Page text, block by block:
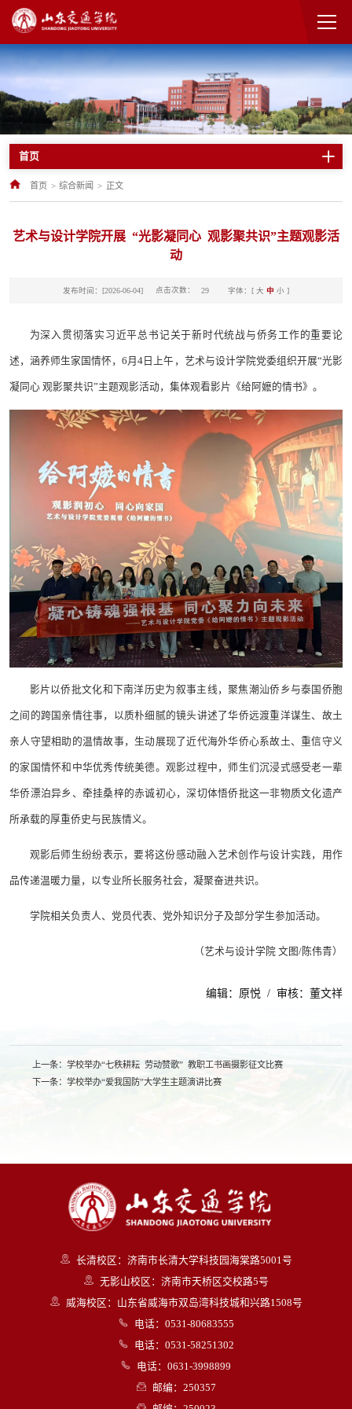
首页
首页 > 综合新闻 > 正文
艺术与设计学院开展 “光影凝同心 观影聚共识”主题观影活
动
发布时间：[2026-06-04] 点击次数： 29 字体：[ 大 中 小 ]
为深入贯彻落实习近平总书记关于新时代统战与侨务工作的重要论
述，涵养师生家国情怀，6月4日上午，艺术与设计学院党委组织开展“光影
凝同心 观影聚共识”主题观影活动，集体观看影片《给阿嬷的情书》。
影片以侨批文化和下南洋历史为叙事主线，聚焦潮汕侨乡与泰国侨胞
之间的跨国亲情往事，以质朴细腻的镜头讲述了华侨远渡重洋谋生、故土
亲人守望相助的温情故事，生动展现了近代海外华侨心系故土、重信守义
的家国情怀和中华优秀传统美德。观影过程中，师生们沉浸式感受老一辈
华侨漂泊异乡、牵挂桑梓的赤诚初心，深切体悟侨批这一非物质文化遗产
所承载的厚重侨史与民族情义。
观影后师生纷纷表示，要将这份感动融入艺术创作与设计实践，用作
品传递温暖力量，以专业所长服务社会，凝聚奋进共识。
学院相关负责人、党员代表、党外知识分子及部分学生参加活动。
（艺术与设计学院 文图/陈伟青）
编辑：原悦 / 审核：董文祥
上一条： 学校举办“七秩耕耘 劳动赞歌” 教职工书画摄影征文比赛
下一条： 学校举办“爱我国防”大学生主题演讲比赛
长清校区：济南市长清大学科技园海棠路5001号
无影山校区：济南市天桥区交校路5号
威海校区：山东省威海市双岛湾科技城和兴路1508号
电话：0531-80683555
电话：0531-58251302
电话：0631-3998899
邮编：250357